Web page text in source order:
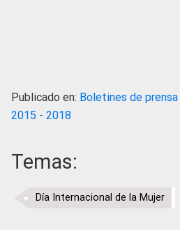
Publicado en: Boletines de
2015 - 2018
Temas:
Día Internacional de la Mujer